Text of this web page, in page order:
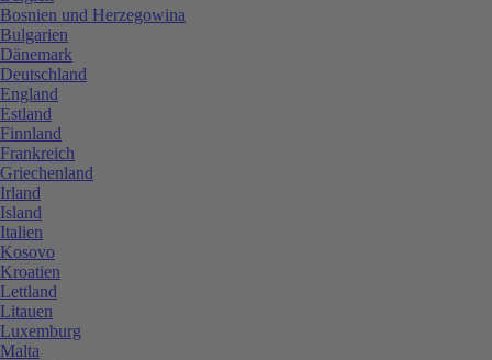
Bosnien und Herzegowina
Bulgarien
Dänemark
Deutschland
England
Estland
Finnland
Frankreich
Griechenland
Irland
Island
Italien
Kosovo
Kroatien
Lettland
Litauen
Luxemburg
Malta